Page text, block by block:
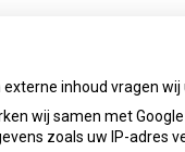
inhoud vragen
wij samen met
zoals uw IP-adres